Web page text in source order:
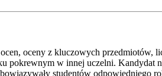
oceny z kluczowych przedmiotów,
w innej uczelni. Kandydat
studentów odpowiedniego